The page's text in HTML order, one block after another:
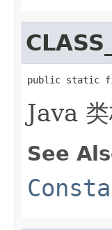
public static
Java
See